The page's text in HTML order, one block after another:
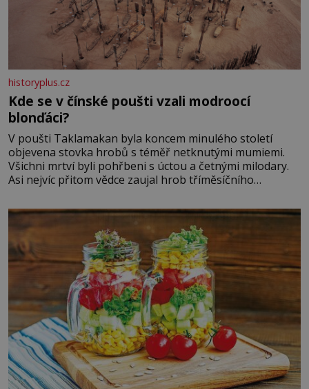
historyplus.cz
Kde se v čínské poušti vzali modroocí
blonďáci?
V poušti Taklamakan byla koncem minulého století
objevena stovka hrobů s téměř netknutými mumiemi.
Všichni mrtví byli pohřbeni s úctou a četnými milodary.
Asi nejvíc přitom vědce zaujal hrob tříměsíčního
blonďaté vlásky. Fakt, že jsou těla dávných lidí nesmírně
dobře zachovalá, přičítají odborníci zdejším klimatickým
podmínkám. Sucho, prosolené písky a extrémně